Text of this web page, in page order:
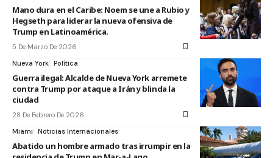
Mano dura en el Caribe: Noem se une a Rubio y
Hegseth para liderar la nueva ofensiva de
Trump en Latinoamérica.
5 De Marzo De 2026
Nueva York Política
Guerra ilegal: Alcalde de Nueva York arremete
contra Trump por ataque a Irán y blinda la
ciudad
28 De Febrero De 2026
Miami Noticias Internacionales
Abatido un hombre armado tras irrumpir en la